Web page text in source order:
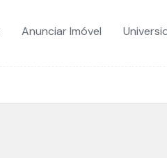
Anunciar Imóvel